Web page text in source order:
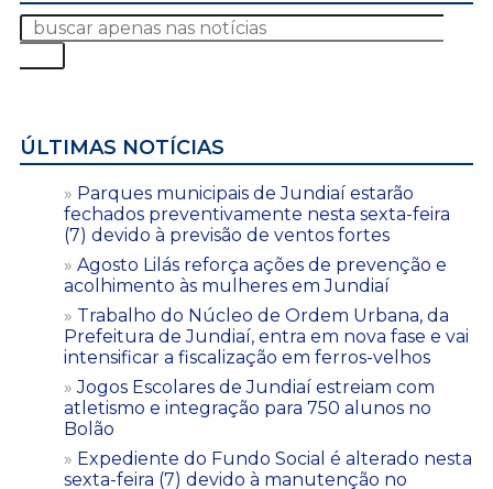
ÚLTIMAS NOTÍCIAS
Parques municipais de Jundiaí estarão
fechados preventivamente nesta sexta-feira
(7) devido à previsão de ventos fortes
Agosto Lilás reforça ações de prevenção e
acolhimento às mulheres em Jundiaí
Trabalho do Núcleo de Ordem Urbana, da
Prefeitura de Jundiaí, entra em nova fase e vai
intensificar a fiscalização em ferros-velhos
Jogos Escolares de Jundiaí estreiam com
atletismo e integração para 750 alunos no
Bolão
Expediente do Fundo Social é alterado nesta
sexta-feira (7) devido à manutenção no